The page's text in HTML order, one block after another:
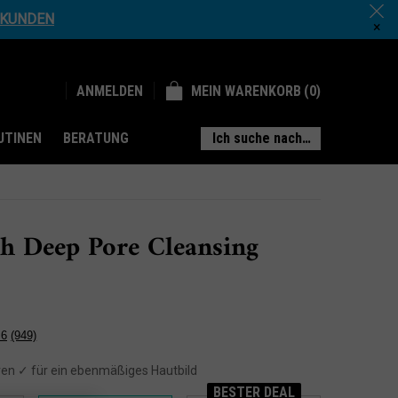
×
ANMELDEN MEIN WARENKORB 0
0 PRODUKT
BERATUNG Ich suche nach…
Deep Pore Cleansing
949
lesen.
(949)
✓ für ein ebenmäßiges Hautbild
BESTER DEAL